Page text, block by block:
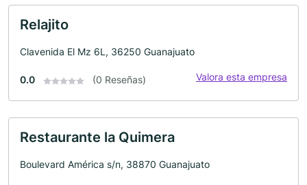
Relajito
Clavenida El Mz 6L, 36250 Guanajuato
0.0 (0 Reseñas) Valora esta empresa
Restaurante la Quimera
Boulevard América s/n, 38870 Guanajuato